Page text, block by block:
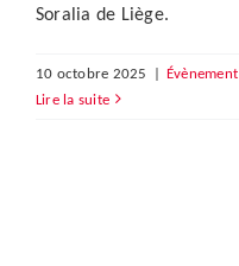
Soralia de Liège.
10 octobre 2025 | Évènement
Lire la suite